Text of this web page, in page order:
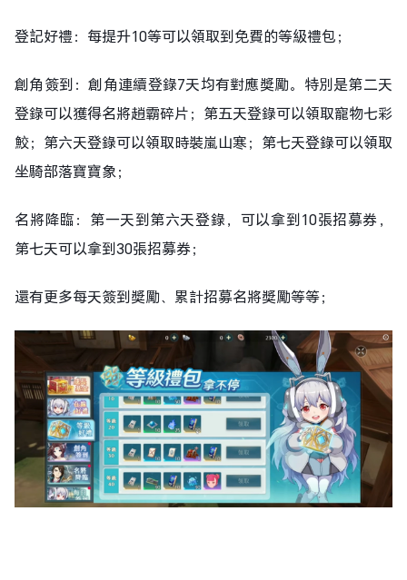
登記好禮：每提升10等可以領取到免費的等級禮包；
創角簽到：創角連續登錄7天均有對應獎勵。特別是第二天
登錄可以獲得名將趙霸碎片；第五天登錄可以領取寵物七彩
鮫；第六天登錄可以領取時裝嵐山寒；第七天登錄可以領取
坐騎部落寶寶象；
名將降臨：第一天到第六天登錄，可以拿到10張招募券，
第七天可以拿到30張招募券；
還有更多每天簽到獎勵、累計招募名將獎勵等等；